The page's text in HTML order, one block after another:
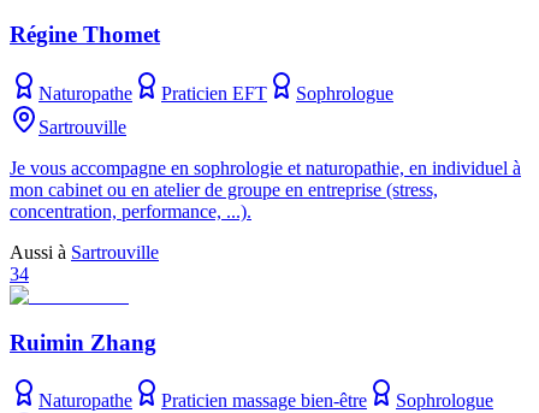
Régine Thomet
Naturopathe Praticien EFT
Sophrologue
Sartrouville
Je vous accompagne en sophrologie et naturopathie, en individuel à
mon cabinet ou en atelier de groupe en entreprise (stress,
concentration, performance, ...).
Aussi à Sartrouville
34
Ruimin Zhang
Naturopathe Praticien massage bien-être
Sophrologue